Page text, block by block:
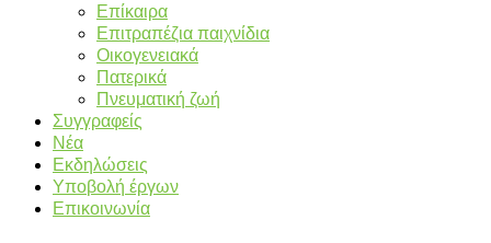
Επίκαιρα
Επιτραπέζια παιχνίδια
Οικογενειακά
Πατερικά
Πνευματική ζωή
Συγγραφείς
Νέα
Εκδηλώσεις
Υποβολή έργων
Επικοινωνία